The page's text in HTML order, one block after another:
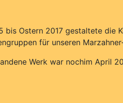
bis Ostern 2017 gestaltete die
für unseren
Werk war nochim April